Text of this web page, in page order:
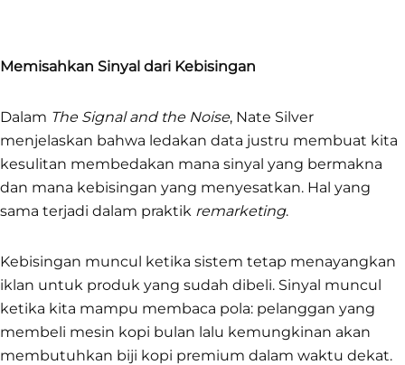
Memisahkan Sinyal dari Kebisingan
Dalam The Signal and the Noise, Nate Silver
menjelaskan bahwa ledakan data justru membuat kita
kesulitan membedakan mana sinyal yang bermakna
dan mana kebisingan yang menyesatkan. Hal yang
sama terjadi dalam praktik remarketing.
Kebisingan muncul ketika sistem tetap menayangkan
iklan untuk produk yang sudah dibeli. Sinyal muncul
ketika kita mampu membaca pola: pelanggan yang
membeli mesin kopi bulan lalu kemungkinan akan
membutuhkan biji kopi premium dalam waktu dekat.